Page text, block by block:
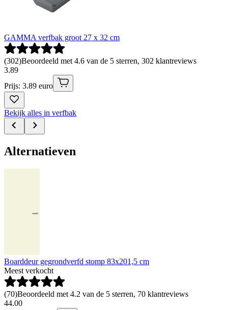
GAMMA verfbak groot 27 x 32 cm
(302)Beoordeeld met 4.6 van de 5 sterren, 302 klantreviews
3.89
Prijs: 3.89 euro
Bekijk alles in verfbak
Alternatieven
Boarddeur gegrondverfd stomp 83x201,5 cm
Meest verkocht
(70)Beoordeeld met 4.2 van de 5 sterren, 70 klantreviews
44.00